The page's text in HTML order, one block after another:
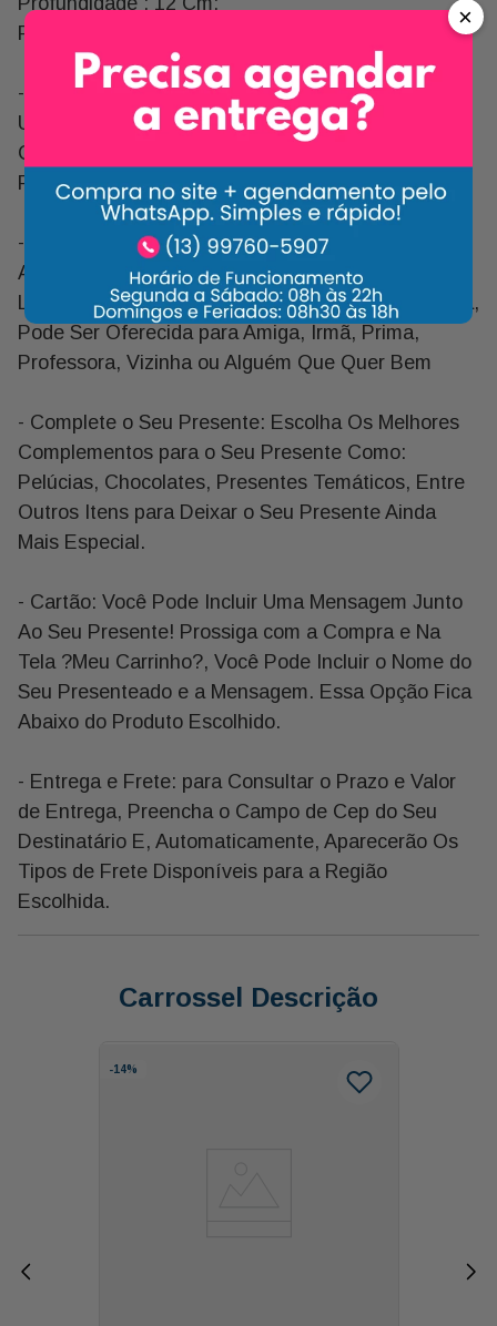
Peso: 350 Grs
- Durabilidade Kalandivas Plantadas: Possuem
Uma Longa Durabilidade, de 10 a 15 Dias
Conforme a Abertura Dos Botões e Adotando a
Periodicidade de Regar 2 Vezes Por Semana.
- Indicação (kalandiva) ? Indicado para Presentear
Alguém com Carinho Oferecendo Esta Pequena
Lembrança. Como É Uma Flor Plantada e Pequena,
Pode Ser Oferecida para Amiga, Irmã, Prima,
Professora, Vizinha ou Alguém Que Quer Bem
- Complete o Seu Presente: Escolha Os Melhores
Complementos para o Seu Presente Como:
Pelúcias, Chocolates, Presentes Temáticos, Entre
Outros Itens para Deixar o Seu Presente Ainda
Mais Especial.
- Cartão: Você Pode Incluir Uma Mensagem Junto
Ao Seu Presente! Prossiga com a Compra e Na
Tela ?Meu Carrinho?, Você Pode Incluir o Nome do
Seu Presenteado e a Mensagem. Essa Opção Fica
Abaixo do Produto Escolhido.
- Entrega e Frete: para Consultar o Prazo e Valor
de Entrega, Preencha o Campo de Cep do Seu
Destinatário E, Automaticamente, Aparecerão Os
Tipos de Frete Disponíveis para a Região
Escolhida.
Carrossel Descrição
-14%
×